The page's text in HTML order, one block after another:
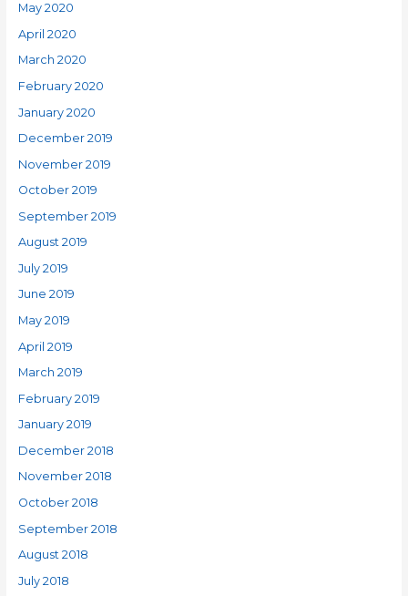
May 2020
April 2020
March 2020
February 2020
January 2020
December 2019
November 2019
October 2019
September 2019
August 2019
July 2019
June 2019
May 2019
April 2019
March 2019
February 2019
January 2019
December 2018
November 2018
October 2018
September 2018
August 2018
July 2018